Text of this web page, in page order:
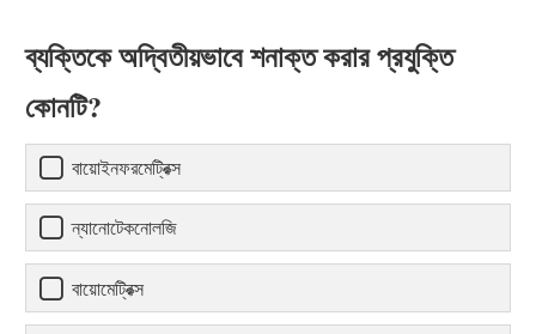
ব্যক্তিকে অদ্বিতীয়ভাবে শনাক্ত করার প্রযুক্তি
কোনটি?
বায়োইনফরমেট্রিক্স
ন্যানোটেকনোলজি
বায়োমেট্রিক্স